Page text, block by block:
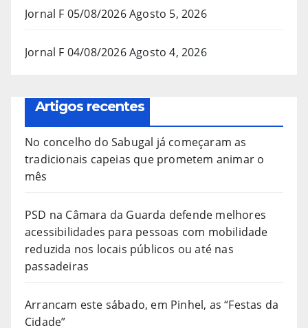
Jornal F 05/08/2026Agosto 5, 2026
Jornal F 04/08/2026Agosto 4, 2026
Artigos recentes
No concelho do Sabugal já começaram as
tradicionais capeias que prometem animar o
mês
PSD na Câmara da Guarda defende melhores
acessibilidades para pessoas com mobilidade
reduzida nos locais públicos ou até nas
passadeiras
Arrancam este sábado, em Pinhel, as “Festas da
Cidade”